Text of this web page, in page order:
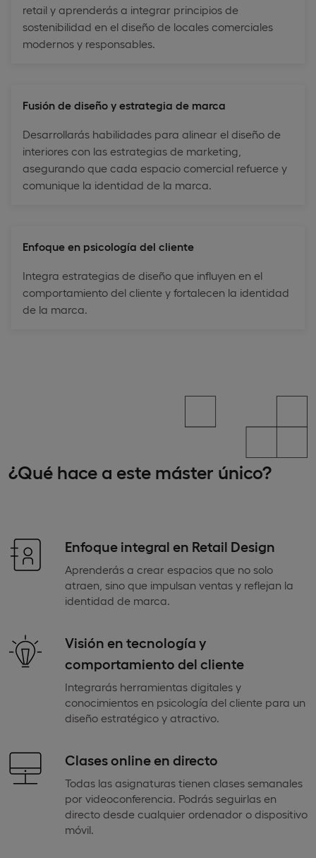
retail y aprenderás a integrar principios de
sostenibilidad en el diseño de locales comerciales
modernos y responsables.
Fusión de diseño y estrategia de marca
Desarrollarás habilidades para alinear el diseño de
interiores con las estrategias de marketing,
asegurando que cada espacio comercial refuerce y
comunique la identidad de la marca.
Enfoque en psicología del cliente
Integra estrategias de diseño que influyen en el
comportamiento del cliente y fortalecen la identidad
de la marca.
¿Qué hace a este máster único?
Enfoque integral en Retail Design
Aprenderás a crear espacios que no solo
atraen, sino que impulsan ventas y reflejan la
identidad de marca.
Visión en tecnología y
comportamiento del cliente
Integrarás herramientas digitales y
conocimientos en psicología del cliente para un
diseño estratégico y atractivo.
Clases online en directo
Todas las asignaturas tienen clases semanales
por videoconferencia. Podrás seguirlas en
directo desde cualquier ordenador o dispositivo
móvil.